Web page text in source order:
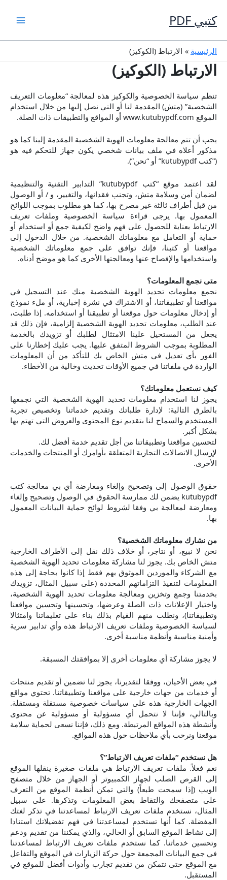
إلى
المحتوى
كتبي PDF
الرئيسية الارتباط (الكوكيز)
الارتباط (الكوكيز)
تنظم سياسة الخصوصية والكوكيز هذه لمعالجة “معلومات التعريف
الشخصية” (متش) المقدمة لنا أو التي نصل إليها من خلال استخدام
الموقع www.kutubypdf.com أو المواقع والتطبيقات ذات الصلة.
يجب أن تتم معالجة معلومات الهوية الشخصية المقدمة إلينا كما هو
مذكور أعلاه في ملف بيانات شخصي يكون جهاز للتحكم فيه هو
(“كتب kutubypdf” أو “نحن”).
لقد اعتمد موقع “كتب kutubypdf” التدابير التقنية والتنظيمية
لضمان أمن وسلامة متش، وتجنب فقدانها، والتغيير، و / أو الوصول
من قبل أطراف ثالثة غير مصرح بها، كما هو مطلوب بموجب اللوائح
المعمول بها. يرجى قراءة سياسة الخصوصية وملفات تعريف
الارتباط بعناية للحصول على فهم واضح لكيفية جمع أو استخدام أو
حماية أو التعامل مع معلوماتك الشخصية. من خلال الدخول إلى
مواقعنا أو كتبنا، فإنك توافق على جمع معلوماتك الشخصية
واستخدامها والإفصاح عنها ومعالجتها الأخرى كما هو موضح أدناه.
متى نجمع المعلومات؟
نجمع معلومات تحديد الهوية الشخصية منك عند التسجيل في
مواقعنا أو تطبيقاتنا، أو الاشتراك في نشرة إخبارية، أو ملء نموذج
أو إدخال معلومات حول موقعنا أو تطبيقنا أو استخدامه. إذا طلبت،
عند الطلب، معلومات تحديد الهوية الشخصية إلزامية، فإن ذلك قد
يجعل من المستحيل علينا الامتثال لطلبك أو تزويدك بالخدمة
المطلوبة بموجب الشروط المتفق عليها. يجب عليك إخطارنا على
الفور بأي تعديل في متش الخاص بك للتأكد من أن المعلومات
الواردة في ملفاتنا في جميع الأوقات تحديث وخالية من الأخطاء.
كيف نستعمل معلوماتك؟
يجوز لنا استخدام معلومات تحديد الهوية الشخصية التي نجمعها
بالطرق التالية: لإدارة طلباتك وتقديم خدماتنا وتخصيص تجربة
المستخدم والسماح لنا بتقديم نوع المحتوى والعروض التي تهتم بها
بشكل أكبر.
لتحسين مواقعنا وتطبيقاتنا من أجل تقديم خدمة أفضل لك.
لإرسال الاتصالات التجارية المتعلقة بأوامرك أو المنتجات والخدمات
الأخرى.
حقوق الوصول إلى وتصحيح وإلغاء ومعارضة أي بي معالجة كتب
kutubypdf يضمن لك ممارسة الحقوق في الوصول وتصحيح وإلغاء
ومعارضة لمعالجة بي وفقا لشروط لوائح حماية البيانات المعمول
بها.
من نشارك معلوماتك الشخصية؟
نحن لا نبيع، أو نتاجر، أو خلاف ذلك نقل إلى الأطراف الخارجية
متش الخاص بك. يجوز لنا مشاركة معلومات تحديد الهوية الشخصية
مع الشركاء والموردين الموثوق بهم فقط إذا كانوا بحاجة إلى هذه
المعلومات لتنفيذ التزاماتهم المحددة (على سبيل المثال، تزويدك
بخدمتنا وجمع وتخزين ومعالجة معلومات تحديد الهوية الشخصية،
واختيار الإعلانات ذات الصلة وعرضها، وتحسينها وتحسين مواقعنا
وتطبيقاتنا)، ونطلب منهم القيام بذلك بناء على تعليماتنا وامتثالا
لسياسة الخصوصية وملفات تعريف الارتباط هذه وأي تدابير سرية
وأمنية مناسبة وأنظمة مناسبة أخرى.
لا يجوز مشاركة أي معلومات أخرى إلا بموافقتك المسبقة.
في بعض الأحيان، ووفقا لتقديرنا، يجوز لنا تضمين أو تقديم منتجات
أو خدمات من جهات خارجية على مواقعنا وتطبيقاتنا. تحتوي مواقع
الجهات الخارجية هذه على سياسات خصوصية مستقلة ومستقلة.
وبالتالي، فإننا لا نتحمل أي مسؤولية أو مسؤولية عن محتوى
وأنشطة هذه المواقع المرتبطة. ومع ذلك، فإننا نسعى لحماية سلامة
موقعنا ونرحب بأي ملاحظات حول هذه المواقع.
هل نستخدم “ملفات تعريف الارتباط”؟
نعم فعلاً. ملفات تعريف الارتباط هي ملفات صغيرة ينقلها الموقع
إلى القرص الصلب لجهاز الكمبيوتر أو الجهاز من خلال متصفح
الويب (إذا سمحت طبعاً) والتي تمكن أنظمة الموقع من التعرف
على متصفحك والتقاط بعض المعلومات وتذكرها. على سبيل
المثال، نستخدم ملفات تعريف الارتباط لمساعدتنا في تذكر لغتك
المفضلة. كما أنها تستخدم لمساعدتنا في فهم تفضيلاتك استنادا
إلى نشاط الموقع السابق أو الحالي، والذي يمكننا من تقديم ودعم
وتحسين خدماتنا. كما نستخدم ملفات تعريف الارتباط لمساعدتنا
في جمع البيانات المجمعة حول حركة الزيارات في الموقع والتفاعل
مع الموقع حتى نتمكن من تقديم تجارب وأدوات أفضل للموقع في
المستقبل.